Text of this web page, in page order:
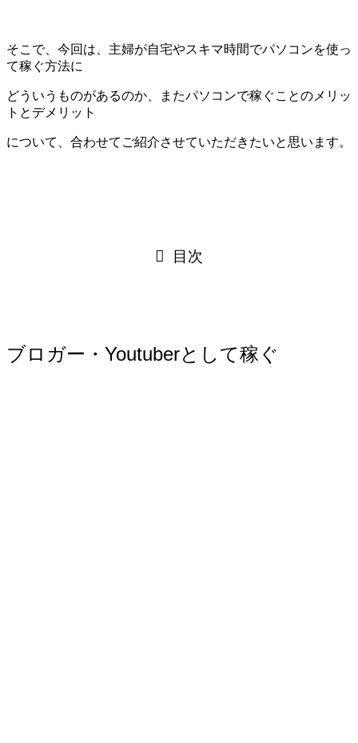
そこで、今回は、主婦が自宅やスキマ時間でパソコンを使っ
て稼ぐ方法に
どういうものがあるのか、またパソコンで稼ぐことのメリッ
トとデメリット
について、合わせてご紹介させていただきたいと思います。
目次
ブロガー・Youtuberとして稼ぐ